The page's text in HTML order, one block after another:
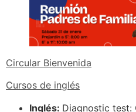
Circular Bienvenida
Cursos de inglés
Inglés: Diagnostic test: